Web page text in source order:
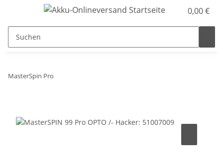
0,00 €
MasterSpin Pro